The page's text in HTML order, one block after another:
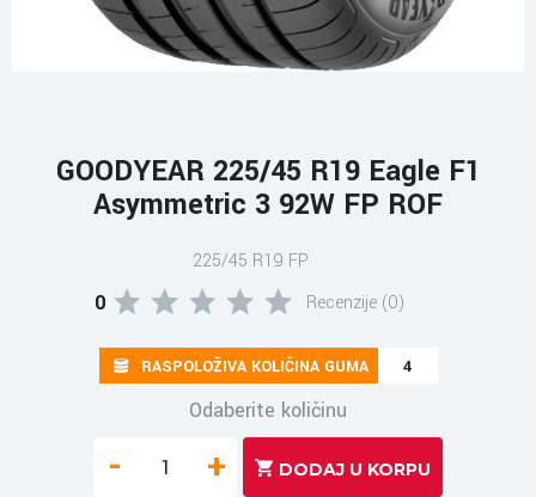
GOODYEAR 225/45 R19 Eagle F1
Asymmetric 3 92W FP ROF
225/45 R19 FP
0 Recenzije (0)
RASPOLOŽIVA KOLIČINA GUMA 4
Odaberite količinu
- +